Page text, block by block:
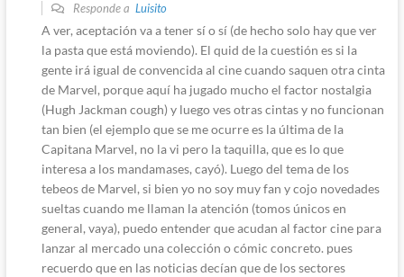
Responde a Luisito
A ver, aceptación va a tener sí o sí (de hecho solo hay que ver
la pasta que está moviendo). El quid de la cuestión es si la
gente irá igual de convencida al cine cuando saquen otra cinta
de Marvel, porque aquí ha jugado mucho el factor nostalgia
(Hugh Jackman cough) y luego ves otras cintas y no funcionan
tan bien (el ejemplo que se me ocurre es la última de la
Capitana Marvel, no la vi pero la taquilla, que es lo que
interesa a los mandamases, cayó). Luego del tema de los
tebeos de Marvel, si bien yo no soy muy fan y cojo novedades
sueltas cuando me llaman la atención (tomos únicos en
general, vaya), puedo entender que acudan al factor cine para
lanzar al mercado una colección o cómic concreto. pues
recuerdo que en las noticias decían que de los sectores